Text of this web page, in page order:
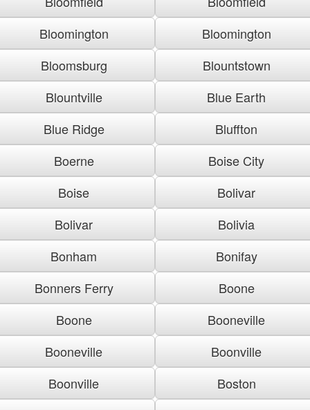
Bloomington
Bloomington
Bloomsburg
Blountstown
Blountville
Blue Earth
Blue Ridge
Bluffton
Boerne
Boise City
Boise
Bolivar
Bolivar
Bolivia
Bonham
Bonifay
Bonners Ferry
Boone
Boone
Booneville
Booneville
Boonville
Boonville
Boston